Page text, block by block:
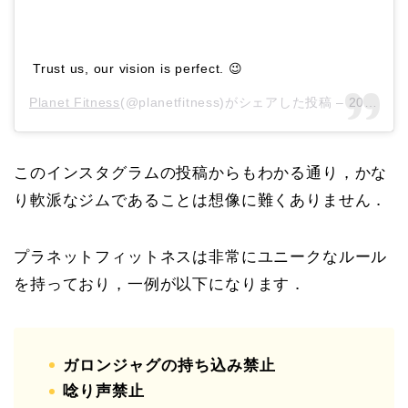
Trust us, our vision is perfect. 😉
Planet Fitness(@planetfitness)がシェアした投稿 – 2020年 1月月1日午前6時13分PST
このインスタグラムの投稿からもわかる通り，かな
り軟派なジムであることは想像に難くありません．
プラネットフィットネスは非常にユニークなルール
を持っており，一例が以下になります．
ガロンジャグの持ち込み禁止
唸り声禁止